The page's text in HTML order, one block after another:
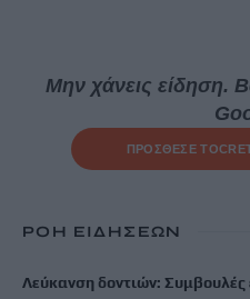
Μην χάνεις είδηση.
ΠΡΟΣΘΕΣΕ ΤΟ
ΡΟΗ ΕΙΔΗΣΕΩΝ
Λεύκανση δοντιών: Συμβουλές